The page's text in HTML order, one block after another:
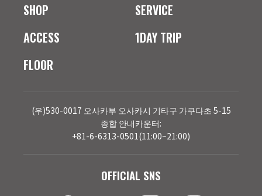
SHOP
ACCESS
FLOOR
SERVICE
1DAY TRIP
(우)530-0017 오사카부 오사카시 기타구 가쿠다초 5-15
종합 안내카운터:
+81-6-6313-0501(11:00~21:00)
OFFICIAL SNS